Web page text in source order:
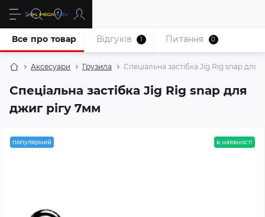
Аксесуари Грузила Спеціальна застібка Jig Rig snap для
Спеціальна застібка Jig Rig snap для
джиг рігу 7мм
Все про товар Відгуків 1 Питання 0
популярний в наявності